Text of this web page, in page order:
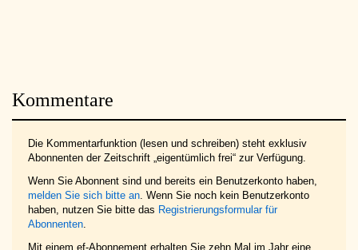
Kommentare
Die Kommentarfunktion (lesen und schreiben) steht exklusiv
Abonnenten der Zeitschrift „eigentümlich frei“ zur Verfügung.
Wenn Sie Abonnent sind und bereits ein Benutzerkonto haben,
melden Sie sich bitte an. Wenn Sie noch kein Benutzerkonto
haben, nutzen Sie bitte das Registrierungsformular für
Abonnenten.
Mit einem ef-Abonnement erhalten Sie zehn Mal im Jahr eine